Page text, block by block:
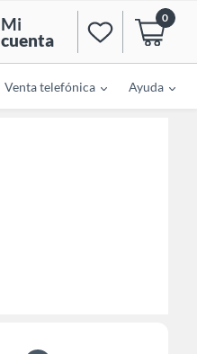
Mi
cuenta
0
Venta telefónica Ayuda